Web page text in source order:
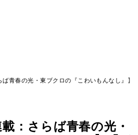
ば青春の光・東ブクロの『こわいもんなし』
載：さらば青春の光・